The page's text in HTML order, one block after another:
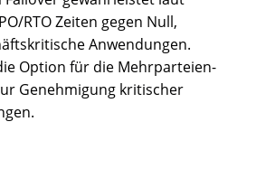
RTO Zeiten gegen Null,
Anwendungen.
Option für die Mehrparteien-
Genehmigung kritischer